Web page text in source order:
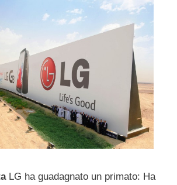
LG ha guadagnato un primato: Ha